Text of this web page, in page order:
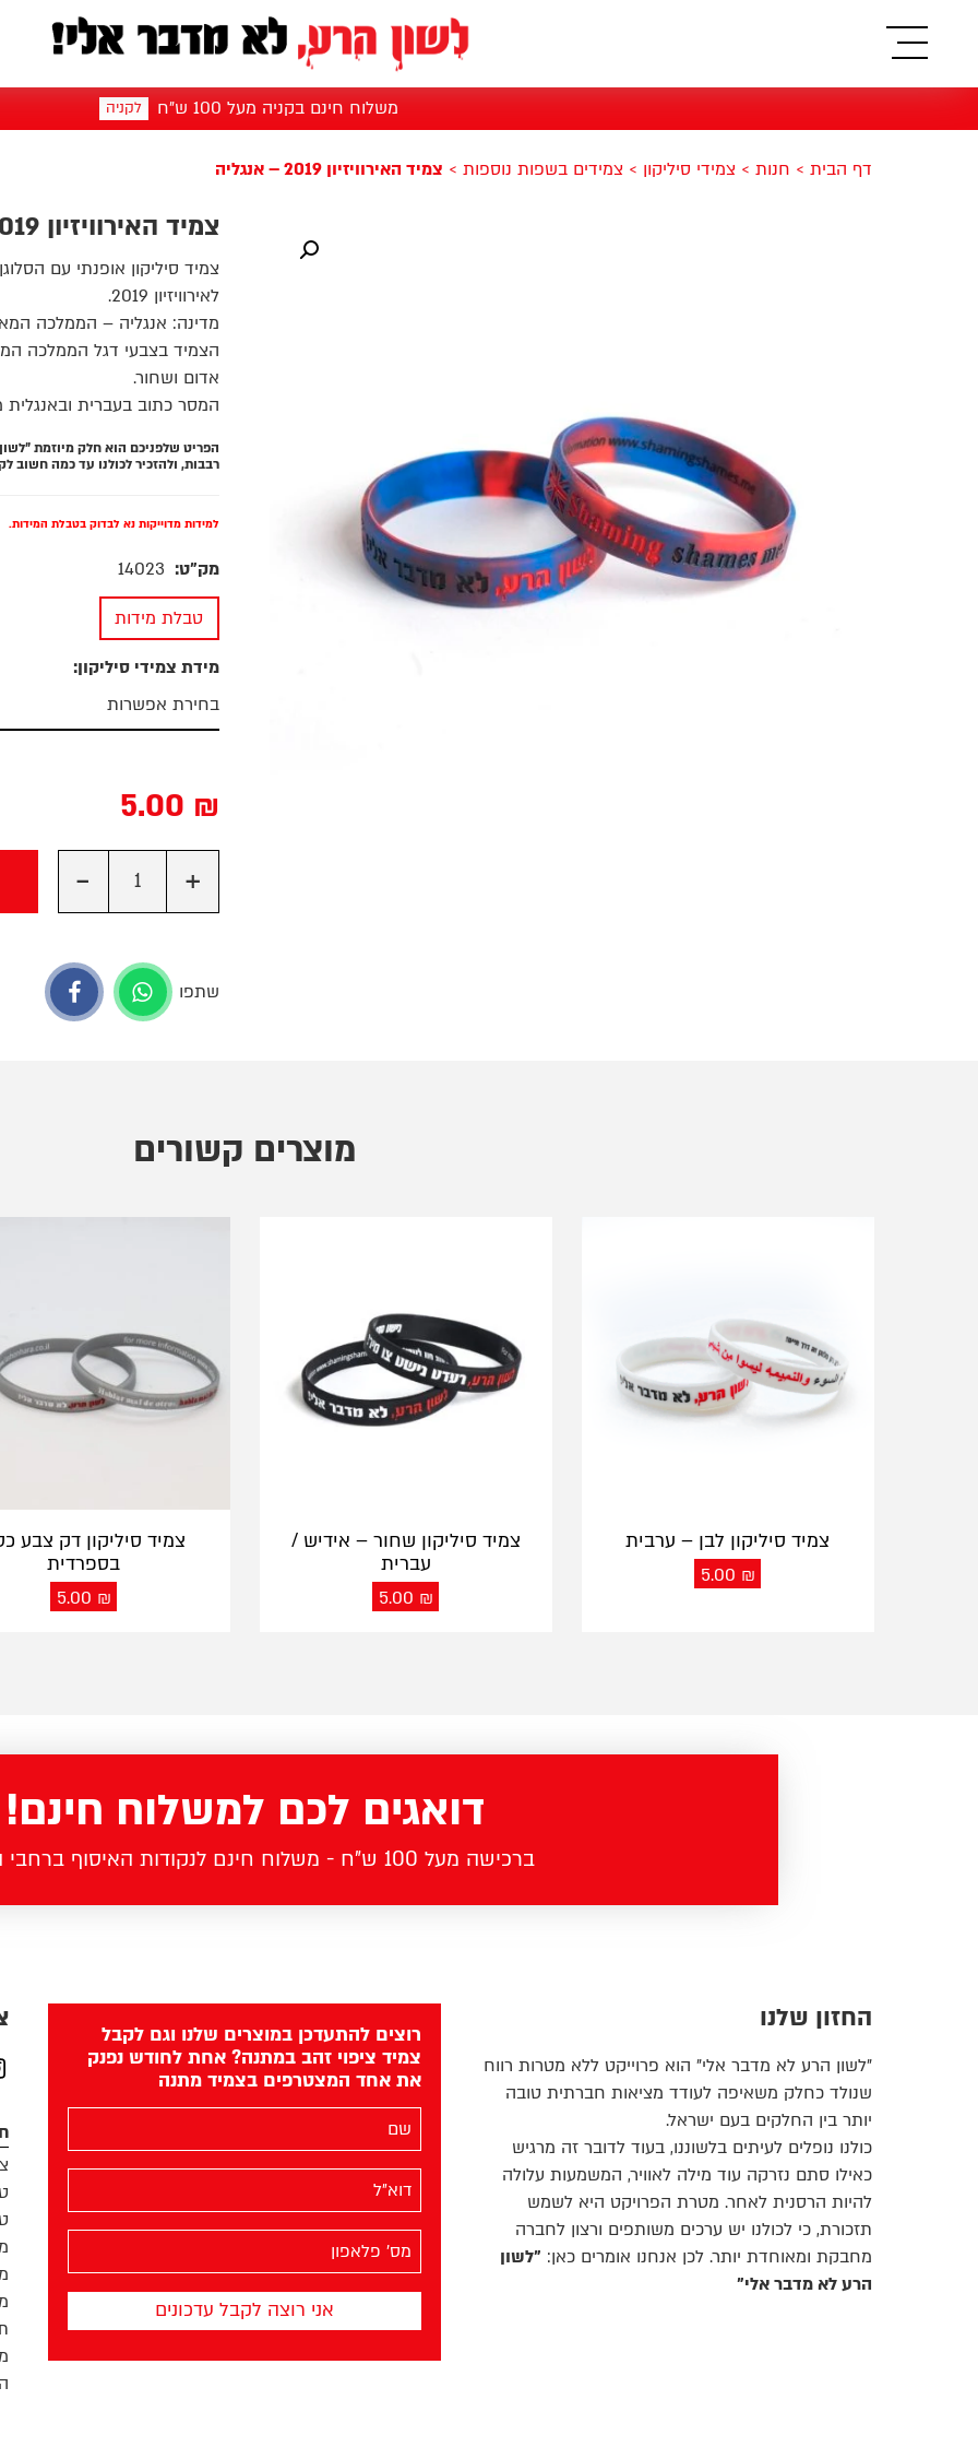
תפריט
משלוח חינם בקניה מעל 100 ש"ח לקניה
דף הבית > חנות > צמידי סיליקון > צמידים בשפות נוספות > צמיד האירוויזיון 2019 – אנגליה
צמיד האירוויזיון 2019 – אנגליה
צמיד סיליקון אופנתי עם
לאירוויזיון 2019.
מדינה: אנגליה – הממלכה
הצמיד בצבעי דגל הממלכה
אדום ושחור.
המסר כתוב בעברית
הפריט שלפניכם הוא חלק מיוזמת
רבבות, ולהזכיר לכולנו עד כמה חשוב
למידות מדוייקות נא לבדוק בטבלת המידות.
מק"ט: 14023
טבלת מידות
מידת צמידי סיליקון:
5.00 ₪
+
-
שתפו
מוצרים קשורים
צמיד סיליקון לבן – ערבית
5.00 ₪
צמיד סיליקון שחור – אידיש /
עברית
5.00 ₪
צמיד סיליקון דק צבע
בספרדית
5.00 ₪
דואגים לכם למשלוח חינם!
ברכישה מעל 100 ש"ח - משלוח חינם לנקודות האיסוף ברחבי הארץ
החזון שלנו
"לשון הרע לא מדבר אלי" הוא פרוייקט ללא מטרות רווח
שנולד כחלק משאיפה לעודד מציאות חברתית טובה
יותר בין החלקים בעם ישראל.
כולנו נופלים לעיתים בלשוננו, בעוד לדובר זה מרגיש
כאילו סתם נזרקה עוד מילה לאוויר, המשמעות עלולה
להיות הרסנית לאחר. מטרת הפרויקט היא לשמש
תזכורת, כי לכולנו יש ערכים משותפים ורצון לחברה
מחבקת ומאוחדת יותר. לכן אנחנו אומרים כאן: "לשון
הרע לא מדבר אלי"
רוצים להתעדכן במוצרים שלנו וגם לקבל
צמיד ציפוי זהב במתנה? אחת לחודש נפנק
את אחד המצטרפים בצמיד מתנה
(חובה)
האימייל
(חובה)
שלך